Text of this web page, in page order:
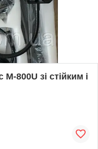
800U зі стійким і